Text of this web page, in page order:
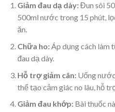
Giảm đau dạ dày:Đun sôi
500ml nước trong 15 phút,
ăn.
Chữa ho:Áp dụng cách làm
đau dạ dày.
Hỗ trợ giảm cân:Uống nước
thể tạo cảm giác no lâu, hỗ
Giảm đau khớp:Bài thuốc